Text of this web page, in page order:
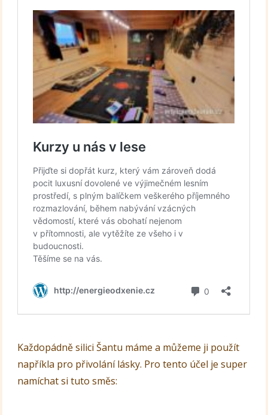
Každopádně silici Šantu máme a můžeme ji použít
napříkla pro přivolání lásky. Pro tento účel je super
namíchat si tuto směs: